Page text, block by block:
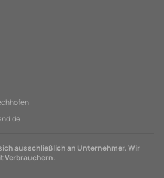
ausschließlich an Unternehmer. Wir
Verbrauchern.